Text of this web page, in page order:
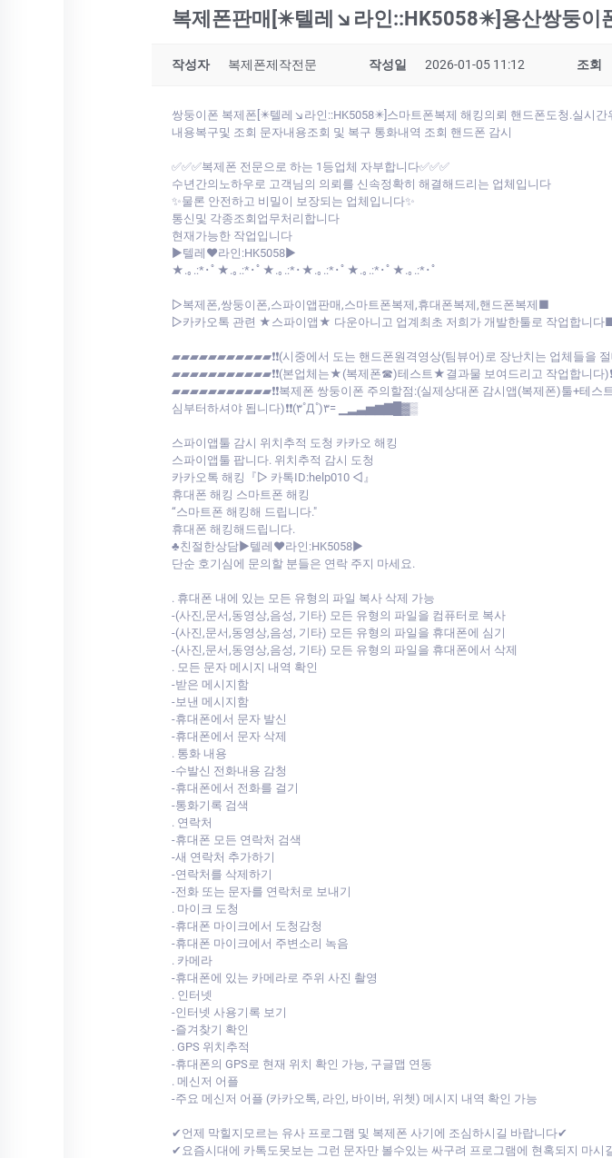
복제폰판매[✴️텔레↘라인::HK5058✴️]용산쌍둥이
작성자 복제폰제작전문 작성일 2026-01-05 11:12 조회
쌍둥이폰 복제폰[✴️텔레↘라인::HK5058✴️]스마트폰복제 해킹의뢰 핸드폰도청.실시
내용복구및 조회 문자내용조회 및 복구 통화내역 조회 핸드폰 감시
✅✅✅복제폰 전문으로 하는 1등업체 자부합니다✅✅✅
수년간의노하우로 고객님의 의뢰를 신속정확히 해결해드리는 업체입니다
✨물론 안전하고 비밀이 보장되는 업체입니다✨
통신및 각종조회업무처리합니다
현재가능한 작업입니다
▶️텔레♥라인:HK5058▶️
★.｡.:*･ﾟ★.｡.:*･ﾟ★.｡.:*･★.｡.:*･ﾟ★.｡.:*･ﾟ★.｡.:*･ﾟ
▷복제폰,쌍둥이폰,스파이앱판매,스마트폰복제,휴대폰복제,핸드폰복제■
▷카카오톡 관련 ★스파이앱★ 다운아니고 업계최초 저희가 개발한툴로 작업합니다
▰▰▰▰▰▰▰▰▰▰▰❗❗(시중에서 도는 핸드폰원격영상(팀뷰어)로 장난치는 업체들을
▰▰▰▰▰▰▰▰▰▰▰❗❗(본업체는★(복제폰☎)테스트★결과물 보여드리고 작업합니
▰▰▰▰▰▰▰▰▰▰▰❗❗복제폰 쌍둥이폰 주의할점:(실제상대폰 감시앱(복제폰)툴+테스
심부터하셔야 됩니다)❗❗(۳˚Д˚)۳= ▁▂▃▅▆▇█▓▒
스파이앱툴 감시 위치추적 도청 카카오 해킹
스파이앱툴 팝니다. 위치추적 감시 도청
카카오톡 해킹『▷ 카톡ID:help010 ◁』
휴대폰 해킹 스마트폰 해킹
“스마트폰 해킹해 드립니다."
휴대폰 해킹해드립니다.
♣친절한상담▶️텔레♥라인:HK5058▶️
단순 호기심에 문의할 분들은 연락 주지 마세요.
. 휴대폰 내에 있는 모든 유형의 파일 복사 삭제 가능
-(사진,문서,동영상,음성, 기타) 모든 유형의 파일을 컴퓨터로 복사
-(사진,문서,동영상,음성, 기타) 모든 유형의 파일을 휴대폰에 심기
-(사진,문서,동영상,음성, 기타) 모든 유형의 파일을 휴대폰에서 삭제
. 모든 문자 메시지 내역 확인
-받은 메시지함
-보낸 메시지함
-휴대폰에서 문자 발신
-휴대폰에서 문자 삭제
. 통화 내용
-수발신 전화내용 감청
-휴대폰에서 전화를 걸기
-통화기록 검색
. 연락처
-휴대폰 모든 연락처 검색
-새 연락처 추가하기
-연락처를 삭제하기
-전화 또는 문자를 연락처로 보내기
. 마이크 도청
-휴대폰 마이크에서 도청감청
-휴대폰 마이크에서 주변소리 녹음
. 카메라
-휴대폰에 있는 카메라로 주위 사진 촬영
. 인터넷
-인터넷 사용기록 보기
-즐겨찾기 확인
. GPS 위치추적
-휴대폰의 GPS로 현재 위치 확인 가능, 구글맵 연동
. 메신저 어플
-주요 메신저 어플 (카카오톡, 라인, 바이버, 위쳇) 메시지 내역 확인 가능
✔언제 막힐지모르는 유사 프로그램 및 복제폰 사기에 조심하시길 바랍니다✔
✔요즘시대에 카톡도못보는 그런 문자만 볼수있는 싸구려 프로그램에 현혹되지 마시